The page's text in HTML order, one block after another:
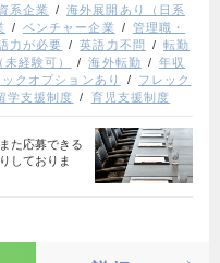
系企業
海外展開あり（日系
ベンチャー企業
管理職・
力が必要 英語力不問
転勤
経験可） 海外転勤
年収
ックオプションあり
フレック
学支援制度 育児支援制度
た応募できる
しておりま